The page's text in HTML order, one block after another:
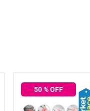
50% OFF